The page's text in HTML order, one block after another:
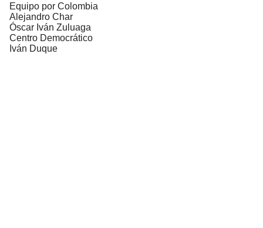
Equipo por Colombia
Alejandro Char
Óscar Iván Zuluaga
Centro Democrático
Iván Duque